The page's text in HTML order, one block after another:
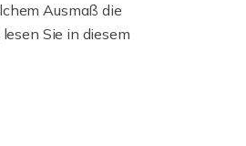
Ausmaß die
Sie in diesem